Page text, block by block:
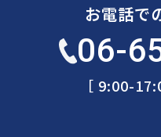
お電話で
06-
［ 9:00-